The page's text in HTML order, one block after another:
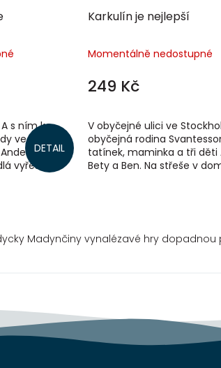
DETAIL
s ním ke
ve střehu
Velký
vyřešit tři
Karkulín je nejlepší
Momentálně nedostupné
249 Kč
V obyčejné ulici ve
obyčejná rodina
tatínek, maminka a tři děti
Bety a Ben. Na střeše v
Madynčiny vynalézavé hry